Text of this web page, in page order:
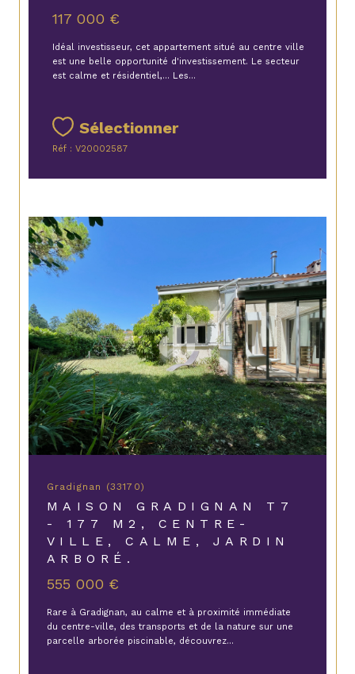
117 000 €
Idéal investisseur, cet appartement situé au centre ville
est une belle opportunité d'investissement. Le secteur
est calme et résidentiel,... Les...
Sélectionner
Réf : V20002587
Gradignan (33170)
MAISON GRADIGNAN T7
- 177 M2, CENTRE-
VILLE, CALME, JARDIN
ARBORÉ.
555 000 €
Rare à Gradignan, au calme et à proximité immédiate
du centre-ville, des transports et de la nature sur une
parcelle arborée piscinable, découvrez...